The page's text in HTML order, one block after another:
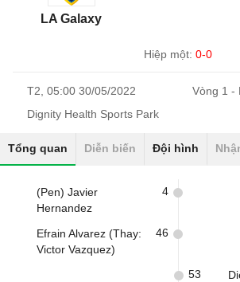
LA Galaxy
Hiệp một: 0-0
T2, 05:00 30/05/2022
Vòng 1 -
Dignity Health Sports Park
Tổng quan Diễn biến Đội hình
(Pen) Javier
Hernandez
4
Efrain Alvarez (Thay:
Victor Vazquez)
46
53